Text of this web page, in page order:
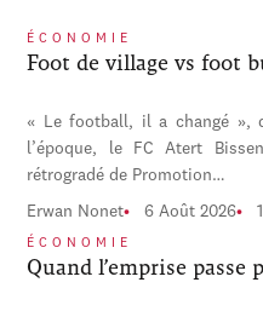
ÉCONOMIE
Foot de village vs foot
« Le football, il a changé »,
l’époque, le FC Atert
rétrogradé de Promotion…
Erwan Nonet 6 Août 2026
ÉCONOMIE
Quand l’emprise passe